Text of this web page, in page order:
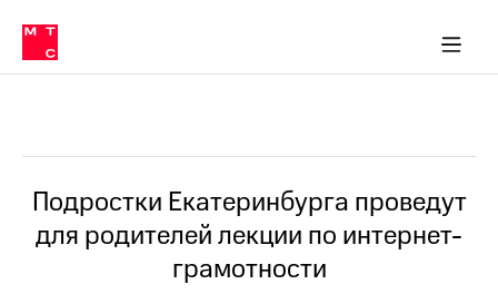
Медиа-центр
и акционерам
Устойчивое развитие
Комплаенс и деловая этика
компании
Карьера
История
компании
Руководство
в МТС
Пресс-
релизы
о технологиях
Подростки Екатеринбурга проведут
для родителей лекции по интернет-
грамотности